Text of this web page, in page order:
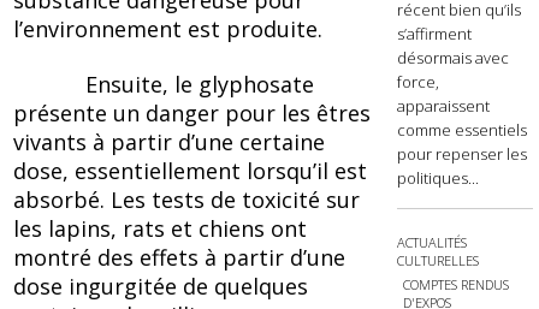
l’environnement est produite.
Ensuite, le glyphosate
présente un danger pour les êtres
vivants à partir d’une certaine
dose, essentiellement lorsqu’il est
absorbé. Les tests de toxicité sur
les lapins, rats et chiens ont
montré des effets à partir d’une
dose ingurgitée de quelques
récent bien qu’ils
s’affirment
désormais avec
force,
apparaissent
comme essentiels
pour repenser les
politiques...
ACTUALITÉS
CULTURELLES
COMPTES RENDUS
D'EXPOS